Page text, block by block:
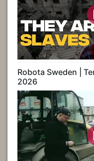
Robota Sweden |
2026